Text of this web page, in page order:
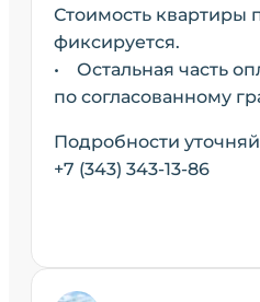
Стоимость квартиры
фиксируется.
• Остальная часть
по согласованному
Подробности
+7 (343) 343-13-86